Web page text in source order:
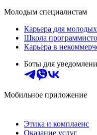
Молодым специалистам
Карьера для
Школа
Карьера в
Боты для
Мобильное приложение
Этика и комплаенс
Оказание услуг